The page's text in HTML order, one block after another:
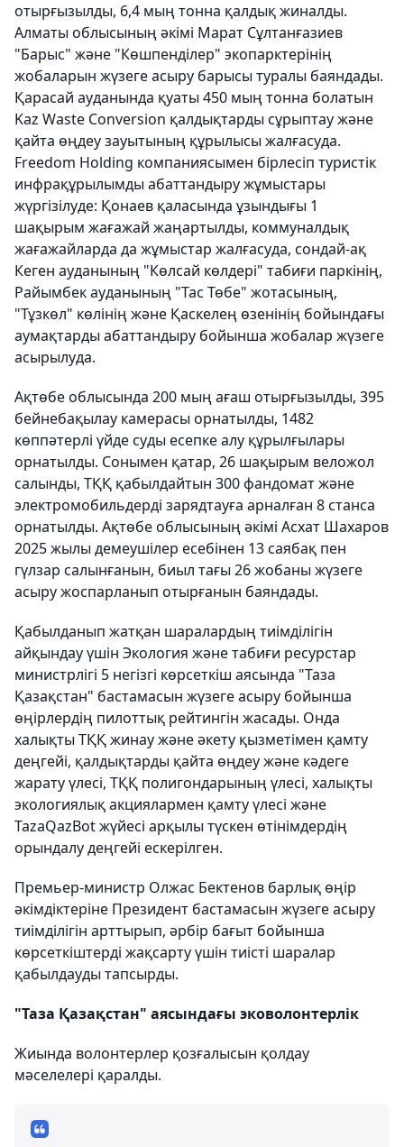
отырғызылды, 6,4 мың тонна қалдық жиналды.
Алматы облысының әкімі Марат Сұлтанғазиев
"Барыс" және "Көшпенділер" экопарктерінің
жобаларын жүзеге асыру барысы туралы баяндады.
Қарасай ауданында қуаты 450 мың тонна болатын
Kaz Waste Conversion қалдықтарды сұрыптау және
қайта өңдеу зауытының құрылысы жалғасуда.
Freedom Holding компаниясымен бірлесіп туристік
инфрақұрылымды абаттандыру жұмыстары
жүргізілуде: Қонаев қаласында ұзындығы 1
шақырым жағажай жаңартылды, коммуналдық
жағажайларда да жұмыстар жалғасуда, сондай-ақ
Кеген ауданының "Көлсай көлдері" табиғи паркінің,
Райымбек ауданының "Тас Төбе" жотасының,
"Тұзкөл" көлінің және Қаскелең өзенінің бойындағы
аумақтарды абаттандыру бойынша жобалар жүзеге
асырылуда.
Ақтөбе облысында 200 мың ағаш отырғызылды, 395
бейнебақылау камерасы орнатылды, 1482
көппәтерлі үйде суды есепке алу құрылғылары
орнатылды. Сонымен қатар, 26 шақырым веложол
салынды, ТҚҚ қабылдайтын 300 фандомат және
электромобильдерді зарядтауға арналған 8 станса
орнатылды. Ақтөбе облысының әкімі Асхат Шахаров
2025 жылы демеушілер есебінен 13 саябақ пен
гүлзар салынғанын, биыл тағы 26 жобаны жүзеге
асыру жоспарланып отырғанын баяндады.
Қабылданып жатқан шаралардың тиімділігін
айқындау үшін Экология және табиғи ресурстар
министрлігі 5 негізгі көрсеткіш аясында "Таза
Қазақстан" бастамасын жүзеге асыру бойынша
өңірлердің пилоттық рейтингін жасады. Онда
халықты ТҚҚ жинау және әкету қызметімен қамту
деңгейі, қалдықтарды қайта өңдеу және кәдеге
жарату үлесі, ТҚҚ полигондарының үлесі, халықты
экологиялық акциялармен қамту үлесі және
TazaQazBot жүйесі арқылы түскен өтінімдердің
орындалу деңгейі ескерілген.
Премьер-министр Олжас Бектенов барлық өңір
әкімдіктеріне Президент бастамасын жүзеге асыру
тиімділігін арттырып, әрбір бағыт бойынша
көрсеткіштерді жақсарту үшін тиісті шаралар
қабылдауды тапсырды.
"Таза Қазақстан" аясындағы эковолонтерлік
Жиында волонтерлер қозғалысын қолдау
мәселелері қаралды.